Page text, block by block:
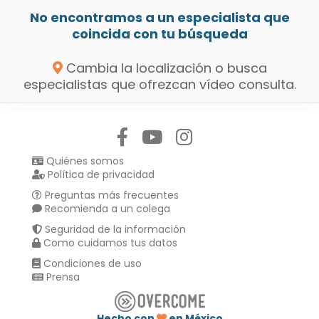
No encontramos a un especialista que
coincida con tu búsqueda
Cambia la localización o busca
especialistas que ofrezcan vídeo consulta.
Quiénes somos
Política de privacidad
Preguntas más frecuentes
Recomienda a un colega
Seguridad de la información
Como cuidamos tus datos
Condiciones de uso
Prensa